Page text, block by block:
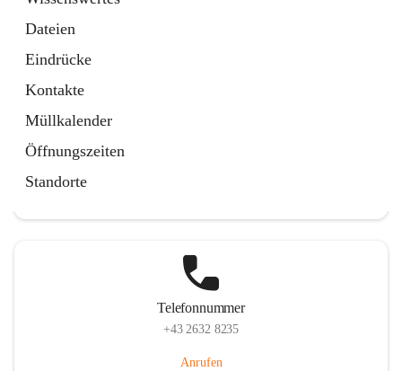
Dateien
Eindrücke
Kontakte
Müllkalender
Öffnungszeiten
Standorte
Telefonnummer
+43 2632 8235
Anrufen